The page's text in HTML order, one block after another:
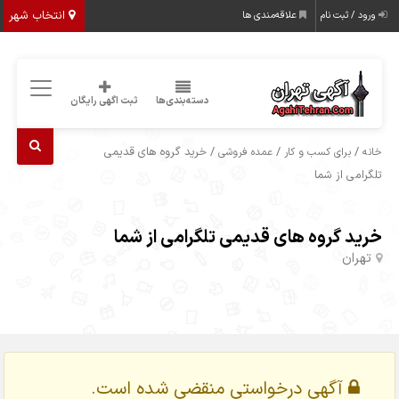
انتخاب شهر ورود / ثبت نام علاقه‌مندی ها
دسته‌بندی‌ها ثبت اگهی رایگان
خانه /برای کسب و کار /عمده فروشی / خرید گروه های قدیمی
تلگرامی از شما
خرید گروه های قدیمی تلگرامی از شما
تهران
آگهی درخواستی منقضی شده است.